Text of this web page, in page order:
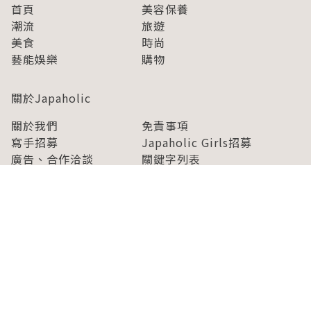
首頁
美容保養
潮流
旅遊
美食
時尚
藝能娛樂
購物
關於Japaholic
關於我們
免責事項
寫手招募
Japaholic Girls招募
廣告、合作洽談
關鍵字列表